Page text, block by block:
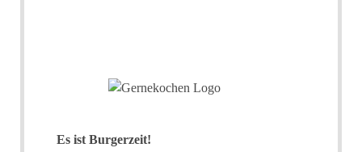
Es ist Burgerzeit!